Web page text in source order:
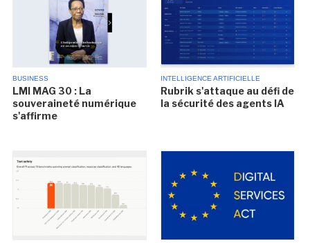
BUSINESS
LMI MAG 30 : La
souveraineté numérique
s'affirme
INTELLIGENCE ARTIFICIELLE
Rubrik s'attaque au défi de
la sécurité des agents IA